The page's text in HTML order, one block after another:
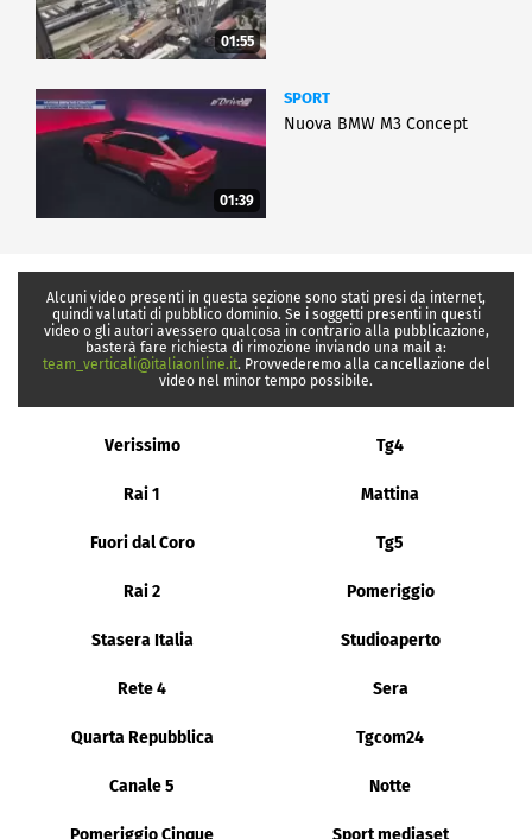
01:55
01:39
SPORT
Nuova BMW M3 Concept
Alcuni video presenti in questa sezione sono stati presi da internet,
quindi valutati di pubblico dominio. Se i soggetti presenti in questi
video o gli autori avessero qualcosa in contrario alla pubblicazione,
basterà fare richiesta di rimozione inviando una mail a:
team_verticali@italiaonline.it. Provvederemo alla cancellazione del
video nel minor tempo possibile.
Verissimo Tg4
Rai 1 Mattina
Fuori dal Coro Tg5
Rai 2 Pomeriggio
Stasera Italia Studioaperto
Rete 4 Sera
Quarta Repubblica Tgcom24
Canale 5 Notte